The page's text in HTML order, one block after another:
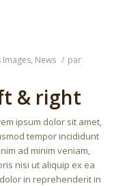
Images, News / par
& right
ipsum dolor sit amet,
tempor incididunt
ad minim veniam,
nisi ut aliquip ex ea
in reprehenderit in